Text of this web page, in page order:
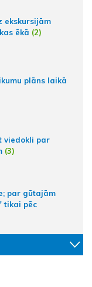
ekskursijām
ēkā (2)
plāns laikā
viedokli par
(3)
par gūtajām
tikai pēc